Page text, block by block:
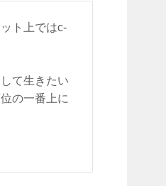
ト上ではc-
て生きたい
の一番上に